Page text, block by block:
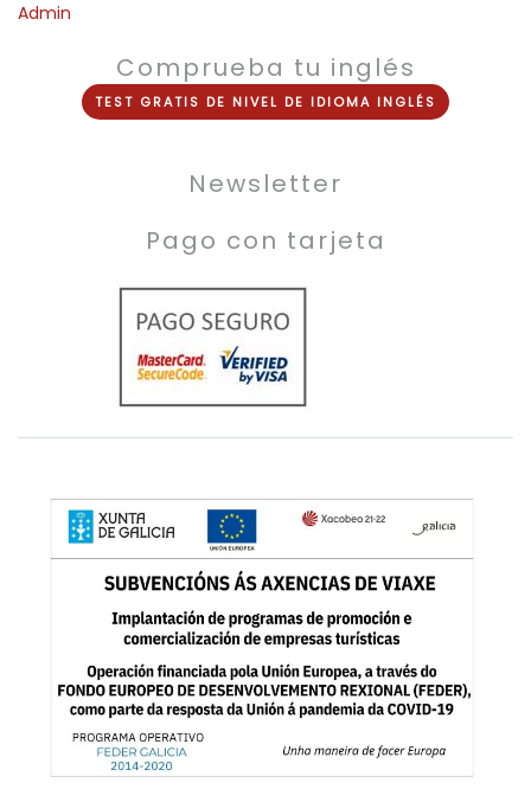
Admin
Comprueba tu inglés
TEST GRATIS DE NIVEL DE IDIOMA INGLÉS
Newsletter
Pago con tarjeta